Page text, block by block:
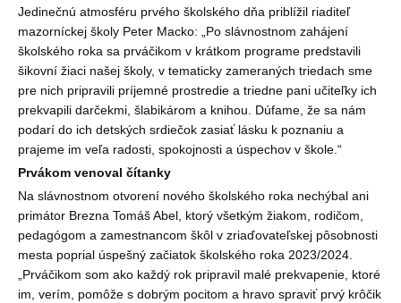
Jedinečnú atmosféru prvého školského dňa priblížil riaditeľ
mazorníckej školy Peter Macko: „Po slávnostnom zahájení
školského roka sa prváčikom v krátkom programe predstavili
šikovní žiaci našej školy, v tematicky zameraných triedach sme
pre nich pripravili príjemné prostredie a triedne pani učiteľky ich
prekvapili darčekmi, šlabikárom a knihou. Dúfame, že sa nám
podarí do ich detských srdiečok zasiať lásku k poznaniu a
prajeme im veľa radosti, spokojnosti a úspechov v škole.“
Prvákom venoval čítanky
Na slávnostnom otvorení nového školského roka nechýbal ani
primátor Brezna Tomáš Abel, ktorý všetkým žiakom, rodičom,
pedagógom a zamestnancom škôl v zriaďovateľskej pôsobnosti
mesta poprial úspešný začiatok školského roka 2023/2024.
„Prváčikom som ako každý rok pripravil malé prekvapenie, ktoré
im, verím, pomôže s dobrým pocitom a hravo spraviť prvý krôčik